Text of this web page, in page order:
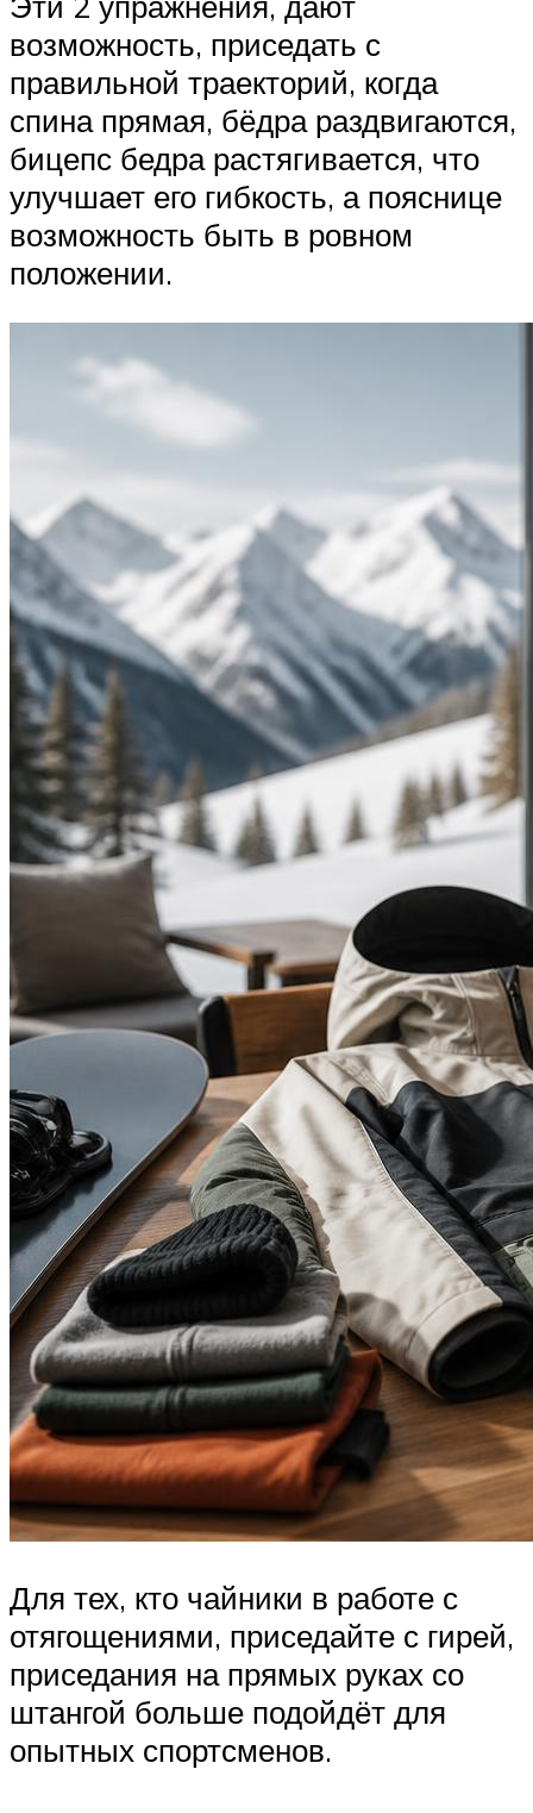
возможность, приседать с
правильной траекторий, когда
спина прямая, бёдра раздвигаются,
бицепс бедра растягивается, что
улучшает его гибкость, а пояснице
возможность быть в ровном
положении.
Для тех, кто чайники в работе с
отягощениями, приседайте с гирей,
приседания на прямых руках со
штангой больше подойдёт для
опытных спортсменов.